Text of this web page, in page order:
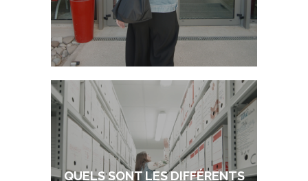
QUELS SONT LES DIFFÉRENTS